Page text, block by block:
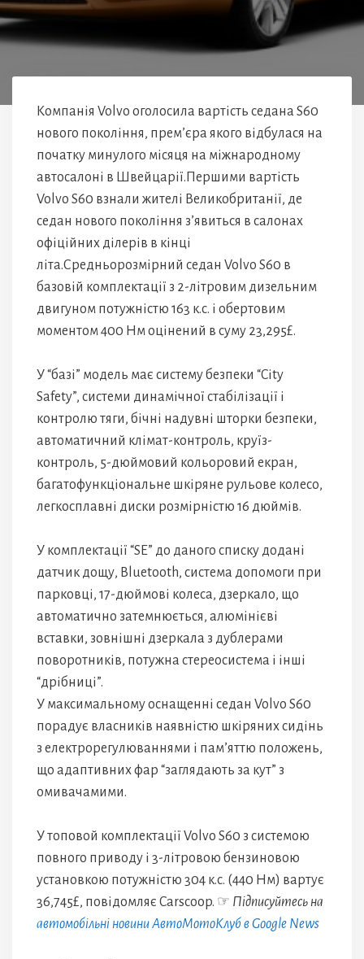
Компанія Volvo оголосила вартість седана S60
нового покоління, прем’єра якого відбулася на
початку минулого місяця на міжнародному
автосалоні в Швейцарії.Першими вартість
Volvo S60 взнали жителі Великобританії, де
седан нового покоління з’явиться в салонах
офіційних ділерів в кінці
літа.Средньорозмірний седан Volvo S60 в
базовій комплектації з 2-літровим дизельним
двигуном потужністю 163 к.с. і обертовим
моментом 400 Нм оцінений в суму 23,295£.
У “базі” модель має систему безпеки “City
Safety”, системи динамічної стабілізації і
контролю тяги, бічні надувні шторки безпеки,
автоматичний клімат-контроль, круїз-
контроль, 5-дюймовий кольоровий екран,
багатофункціональне шкіряне рульове колесо,
легкосплавні диски розмірністю 16 дюймів.
У комплектації “SE” до даного списку додані
датчик дощу, Bluetooth, система допомоги при
парковці, 17-дюймові колеса, дзеркало, що
автоматично затемнюється, алюмінієві
вставки, зовнішні дзеркала з дублерами
поворотників, потужна стереосистема і інші
“дрібниці”.
У максимальному оснащенні седан Volvo S60
порадує власників наявністю шкіряних сидінь
з електрорегулюваннями і пам’яттю положень,
що адаптивних фар “заглядають за кут” з
омивачамими.
У топовой комплектації Volvo S60 з системою
повного приводу і 3-літровою бензиновою
установкою потужністю 304 к.с. (440 Нм) вартує
36,745£, повідомляє Carscoop. ☞ Підписуйтесь на
автомобільні новини АвтоМотоКлуб в Google News